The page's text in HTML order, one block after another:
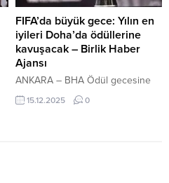
FIFA’da büyük gece: Yılın en
iyileri Doha’da ödüllerine
kavuşacak – Birlik Haber
Ajansı
ANKARA – BHA Ödül gecesine
FIFA Başkanı Gianni Infantino’nun
yanı sıra FIFA Yönetim Kurulu
15.12.2025 0